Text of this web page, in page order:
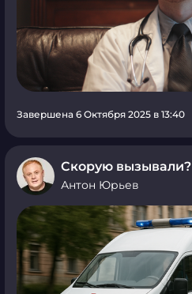
Завершена 6 Октября 2025 в 13:40
Скорую вызывали?
Антон Юрьев